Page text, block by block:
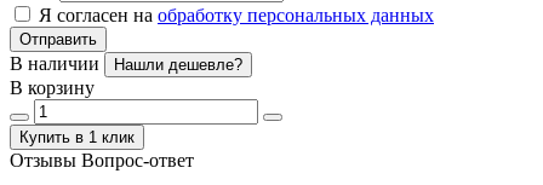
Я согласен на обработку персональных данных
Отправить
В наличии Нашли дешевле?
В корзину
Купить в 1 клик
Отзывы Вопрос-ответ